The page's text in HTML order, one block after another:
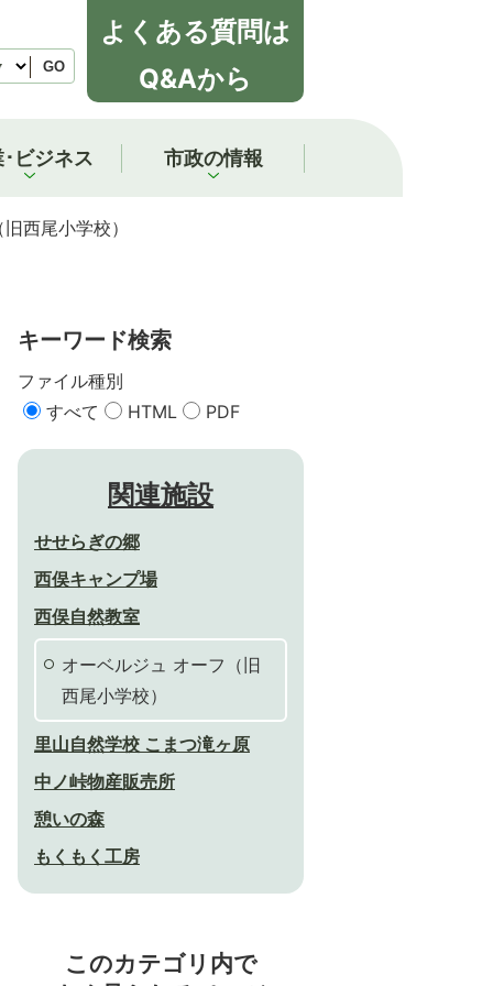
GO
よくある質問は
Q&Aから
ビジネス 市政の情報
西尾小学校）
キーワード検索
ファイル種別
すべて
HTML PDF
関連施設
せせらぎの郷
西俣キャンプ場
西俣自然教室
オーベルジュ オーフ（旧
西尾小学校）
里山自然学校 こまつ滝ヶ原
中ノ峠物産販売所
憩いの森
もくもく工房
このカテゴリ内で